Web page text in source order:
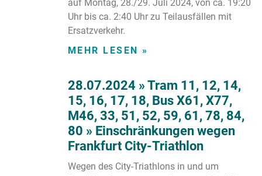
auf Montag, 28./29. Juli 2024, von ca. 19:20
Uhr bis ca. 2:40 Uhr zu Teilausfällen mit
Ersatzverkehr.
MEHR LESEN »
28.07.2024 » Tram 11, 12, 14,
15, 16, 17, 18, Bus X61, X77,
M46, 33, 51, 52, 59, 61, 78, 84,
80 » Einschränkungen wegen
Frankfurt City-Triathlon
Wegen des City-Triathlons in und um